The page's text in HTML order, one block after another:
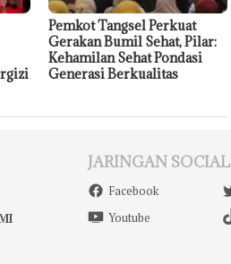
Pemkot Tangsel Perkuat
Gerakan Bumil Sehat, Pilar:
Kehamilan Sehat Pondasi
Generasi Berkualitas
JARINGAN SOCIAL
Facebook
Youtube